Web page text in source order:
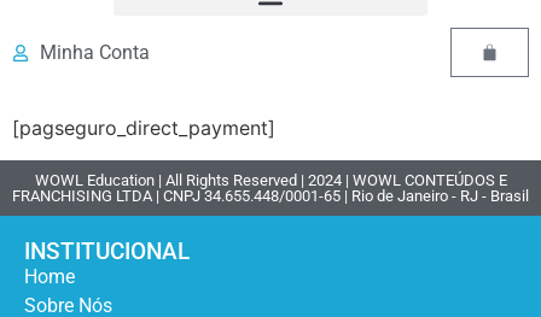
Minha Conta
[pagseguro_direct_payment]
WOWL Education | All Rights Reserved | 2024 | WOWL CONTEÚDOS E
FRANCHISING LTDA | CNPJ 34.655.448/0001-65 | Rio de Janeiro - RJ - Brasil
INSTITUCIONAL
Home
Sobre Nós